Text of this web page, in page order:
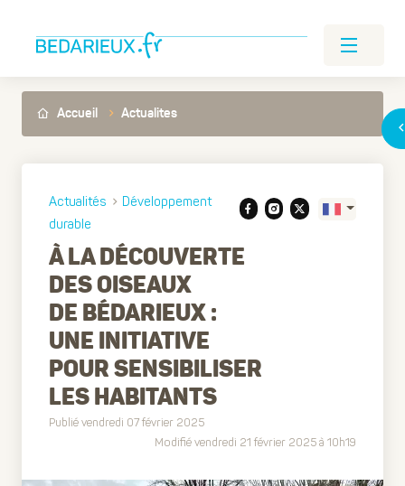
Accueil Actualites
Actualités
Développement
durable
À LA DÉCOUVERTE
DES OISEAUX
DE BÉDARIEUX :
UNE INITIATIVE
POUR SENSIBILISER
LES HABITANTS
Publié vendredi 07 février 2025
Modifié vendredi 21 février 2025 à 10h19